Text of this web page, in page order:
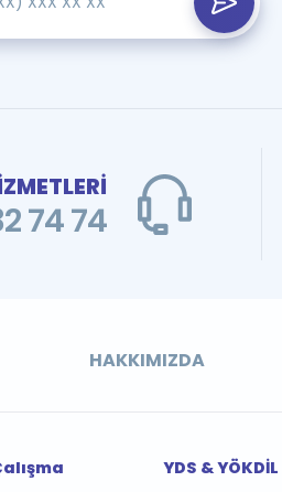
74 74
HAKKIMIZDA
YDS &